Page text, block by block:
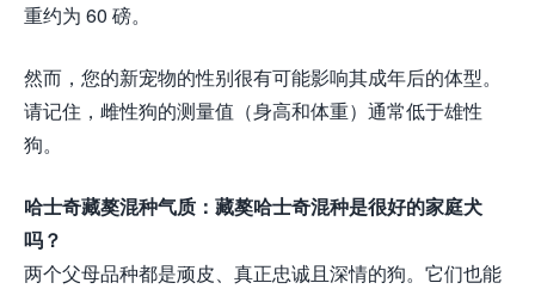
重约为 60 磅。
然而，您的新宠物的性别很有可能影响其成年后的体型。
请记住，雌性狗的测量值（身高和体重）通常低于雄性
狗。
哈士奇藏獒混种气质：藏獒哈士奇混种是很好的家庭犬
吗？
两个父母品种都是顽皮、真正忠诚且深情的狗。它们也能